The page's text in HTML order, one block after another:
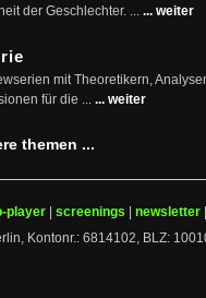
der Geschlechter. ... ... weiter
mit Theoretikern,
für die ... ... weiter
themen ...
player screenings newsletter
Kontonr.: 6814102, BLZ: